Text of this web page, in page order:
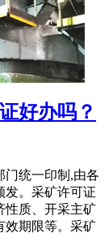
好办吗？
门统一印制,由各
发。采矿许可证
性质、开采主矿
效期限等。采矿